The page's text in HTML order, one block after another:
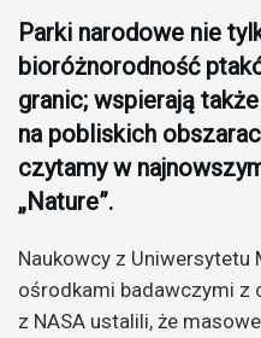
Parki narodowe nie
bioróżnorodność
granic; wspierają
na pobliskich
czytamy w
„Nature”.
Naukowcy z Uniwersytetu
ośrodkami badawczymi z
z NASA ustalili, że